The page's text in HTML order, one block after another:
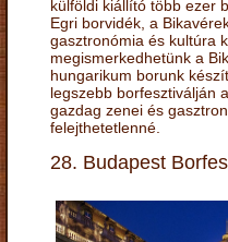
külföldi kiállító több ezer
Egri borvidék, a
gasztronómia és kultúra
megismerkedhetünk a
hungarikum borunk
legszebb borfesztiválján
gazdag zenei és
felejthetetlenné.
28. Budapest